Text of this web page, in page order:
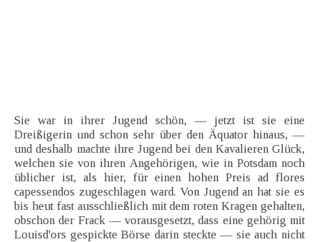
Sie war in ihrer Jugend schön, — jetzt ist sie eine
Dreißigerin und schon sehr über den Äquator hinaus, —
und deshalb machte ihre Jugend bei den Kavalieren Glück,
welchen sie von ihren Angehörigen, wie in Potsdam noch
üblicher ist, als hier, für einen hohen Preis ad flores
capessendos zugeschlagen ward. Von Jugend an hat sie es
bis heut fast ausschließlich mit dem roten Kragen gehalten,
obschon der Frack — vorausgesetzt, dass eine gehörig mit
Louisd'ors gespickte Börse darin steckte — sie auch nicht